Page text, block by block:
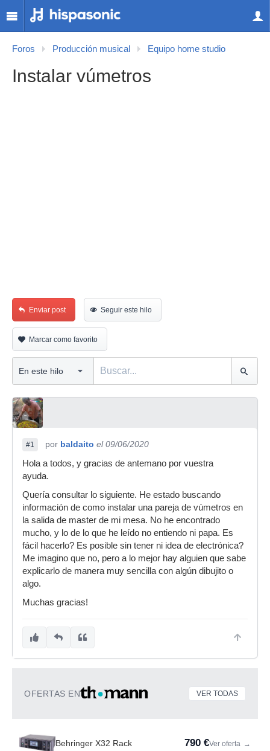
Foros Producción musical Equipo home studio
Instalar vúmetros
Enviar post Seguir este hilo
Marcar como favorito
#1 por baldaito el 09/06/2020
Hola a todos, y gracias de antemano por vuestra
ayuda.
Quería consultar lo siguiente. He estado buscando
información de como instalar una pareja de vúmetros en
la salida de master de mi mesa. No he encontrado
mucho, y lo de lo que he leído no entiendo ni papa. Es
fácil hacerlo? Es posible sin tener ni idea de electrónica?
Me imagino que no, pero a lo mejor hay alguien que sabe
explicarlo de manera muy sencilla con algún dibujito o
algo.
Muchas gracias!
OFERTAS EN VER TODAS
Behringer X32 Rack 790 €Ver oferta →